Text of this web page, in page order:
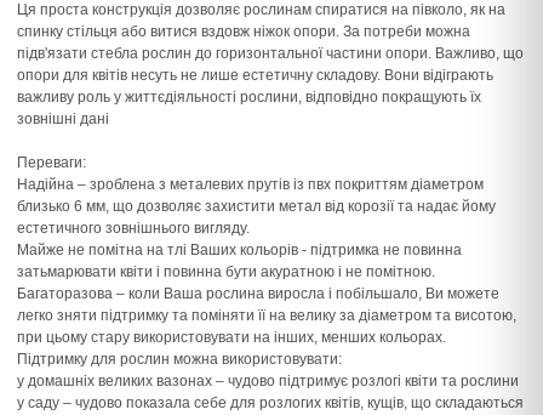
Ця проста конструкція дозволяє рослинам спиратися на півколо, як на
спинку стільця або витися вздовж ніжок опори. За потреби можна
підв'язати стебла рослин до горизонтальної частини опори. Важливо, що
опори для квітів несуть не лише естетичну складову. Вони відіграють
важливу роль у життєдіяльності рослини, відповідно покращують їх
зовнішні дані
Переваги:
Надійна – зроблена з металевих прутів із пвх покриттям діаметром
близько 6 мм, що дозволяє захистити метал від корозії та надає йому
естетичного зовнішнього вигляду.
Майже не помітна на тлі Ваших кольорів - підтримка не повинна
затьмарювати квіти і повинна бути акуратною і не помітною.
Багаторазова – коли Ваша рослина виросла і побільшало, Ви можете
легко зняти підтримку та поміняти її на велику за діаметром та висотою,
при цьому стару використовувати на інших, менших кольорах.
Підтримку для рослин можна використовувати:
у домашніх великих вазонах – чудово підтримує розлогі квіти та рослини
у саду – чудово показала себе для розлогих квітів, кущів, що складаються